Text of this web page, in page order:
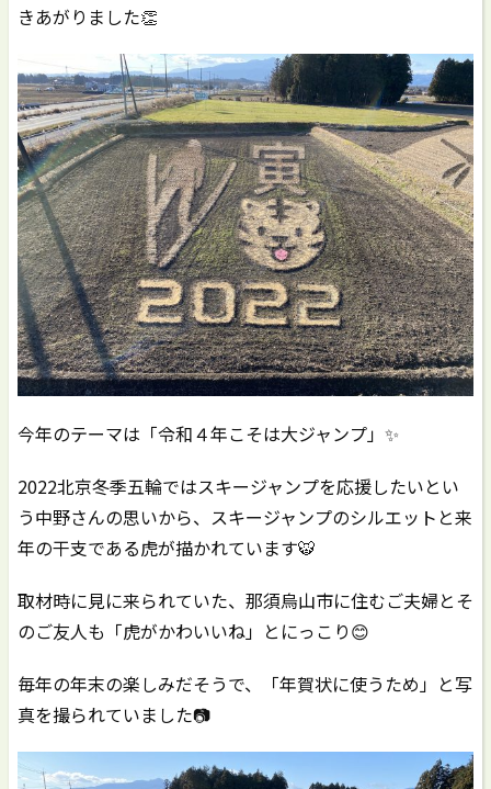
きあがりました👏
今年のテーマは「令和４年こそは大ジャンプ」✨
2022北京冬季五輪ではスキージャンプを応援したいとい
う中野さんの思いから、スキージャンプのシルエットと来
年の干支である虎が描かれています🐯
取材時に見に来られていた、那須烏山市に住むご夫婦とそ
のご友人も「虎がかわいいね」とにっこり😊
毎年の年末の楽しみだそうで、「年賀状に使うため」と写
真を撮られていました📷